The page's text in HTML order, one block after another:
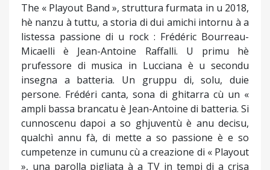
The « Playout Band », struttura furmata in u 2018,
hè nanzu à tuttu, a storia di dui amichi intornu à a
listessa passione di u rock : Frédéric Bourreau-
Micaelli è Jean-Antoine Raffalli. U primu hè
prufessore di musica in Lucciana è u secondu
insegna a batteria. Un gruppu di, solu, duie
persone. Frédéri canta, sona di ghitarra cù un «
ampli bassa brancatu è Jean-Antoine di batteria. Si
cunnoscenu dapoi a so ghjuventù è anu decisu,
qualchì annu fà, di mette a so passione è e so
cumpetenze in cumunu cù a creazione di « Playout
», una parolla pigliata à a TV in tempi di a crisa